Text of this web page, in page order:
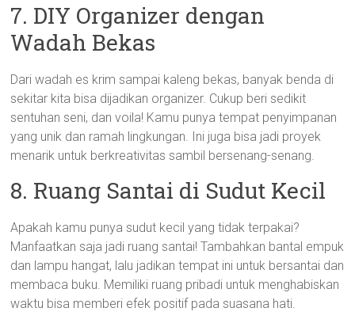
7. DIY Organizer dengan
Wadah Bekas
Dari wadah es krim sampai kaleng bekas, banyak benda di
sekitar kita bisa dijadikan organizer. Cukup beri sedikit
sentuhan seni, dan voila! Kamu punya tempat penyimpanan
yang unik dan ramah lingkungan. Ini juga bisa jadi proyek
menarik untuk berkreativitas sambil bersenang-senang.
8. Ruang Santai di Sudut Kecil
Apakah kamu punya sudut kecil yang tidak terpakai?
Manfaatkan saja jadi ruang santai! Tambahkan bantal empuk
dan lampu hangat, lalu jadikan tempat ini untuk bersantai dan
membaca buku. Memiliki ruang pribadi untuk menghabiskan
waktu bisa memberi efek positif pada suasana hati.